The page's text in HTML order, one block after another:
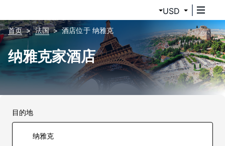
USD
首页 法国 酒店位于 纳雅克
纳雅克家酒店
目的地